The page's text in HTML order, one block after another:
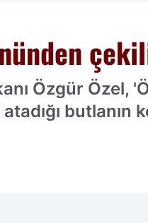
Özgür Özel,
butlanın